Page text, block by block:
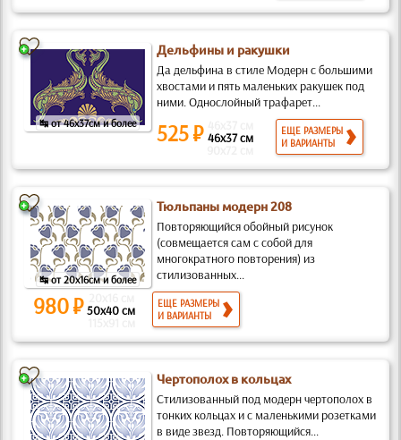
↹ от 46x37см и более
Дельфины и ракушки
Да дельфина в стиле Модерн с большими
хвостами и пять маленьких ракушек под
ними. Однослойный трафарет...
525 ₽ 46x37 см
ЕЩЕ РАЗМЕРЫ
И ВАРИАНТЫ
↹ от 20x16см и более
Тюльпаны модерн 208
Повторяющийся обойный рисунок
(совмещается сам с собой для
многократного повторения) из
стилизованных...
980 ₽50x40 см
ЕЩЕ РАЗМЕРЫ
И ВАРИАНТЫ
Чертополох в кольцах
Стилизованный под модерн чертополох в
тонких кольцах и с маленькими розетками
в виде звезд. Повторяющийся...